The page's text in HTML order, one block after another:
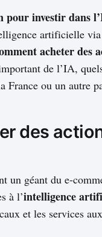
pour investir dans
artificielle
acheter des
de l’IA,
France ou un autre
des
un géant du e-
à l’intelligence
et les services